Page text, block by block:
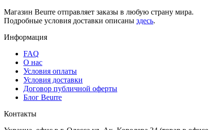
Магазин Beurre отправляет заказы в любую страну мира.
Подробные условия доставки описаны здесь.
Информация
FAQ
O нас
Условия оплаты
Условия доставки
Договор публичной оферты
Блог Beurre
Контакты